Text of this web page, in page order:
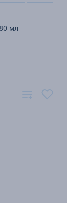
мл